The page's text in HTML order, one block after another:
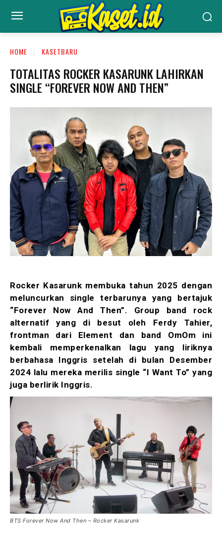
HOME KASETBARU
TOTALITAS ROCKER KASARUNK LAHIRKAN
SINGLE “FOREVER NOW AND THEN”
Rocker Kasarunk membuka tahun 2025 dengan
meluncurkan single terbarunya yang bertajuk
“Forever Now And Then”. Group band rock
alternatif yang di besut oleh Ferdy Tahier,
frontman dari Element dan band OmOm ini
kembali memperkenalkan lagu yang liriknya
berbahasa Inggris setelah di bulan Desember
2024 lalu mereka merilis single “I Want To” yang
juga berlirik Inggris.
BTS Forever Now And Then – Rocker Kasarunk